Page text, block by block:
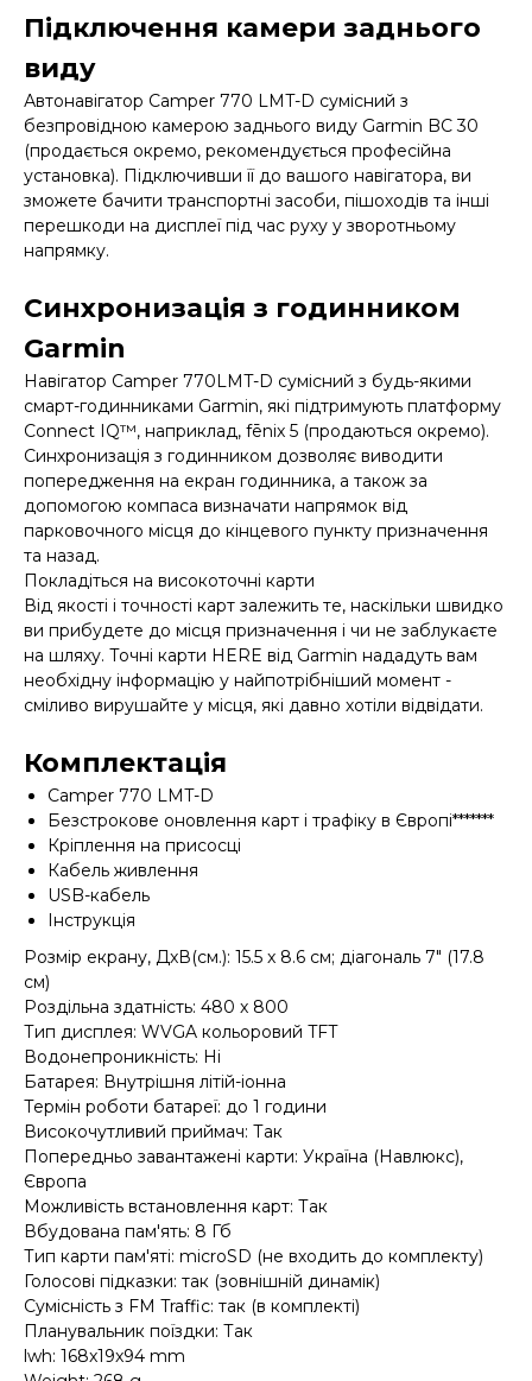
Підключення камери заднього
виду
Автонавігатор Camper 770 LMT-D сумісний з
безпровідною камерою заднього виду Garmin BC 30
(продається окремо, рекомендується професійна
установка). Підключивши її до вашого навігатора, ви
зможете бачити транспортні засоби, пішоходів та інші
перешкоди на дисплеї під час руху у зворотньому
напрямку.
Синхронизація з годинником
Garmin
Навігатор Camper 770LMT-D сумісний з будь-якими
смарт-годинниками Garmin, які підтримують платформу
Connect IQ™, наприклад, fēnix 5 (продаються окремо).
Синхронизація з годинником дозволяє виводити
попередження на екран годинника, а також за
допомогою компаса визначати напрямок від
парковочного місця до кінцевого пункту призначення
та назад.
Покладіться на високоточні карти
Від якості і точності карт залежить те, наскільки швидко
ви прибудете до місця призначення і чи не заблукаєте
на шляху. Точні карти HERE від Garmin нададуть вам
необхідну інформацію у найпотрібніший момент -
сміливо вирушайте у місця, які давно хотіли відвідати.
Комплектація
Camper 770 LMT-D
Безстрокове оновлення карт і трафіку в Європі*******
Кріплення на присосці
Кабель живлення
USB-кабель
Інструкція
Розмір екрану, ДxВ(см.): 15.5 x 8.6 см; діагональ 7" (17.8
см)
Роздільна здатність: 480 x 800
Тип дисплея: WVGA кольоровий TFT
Водонепроникність: Ні
Батарея: Внутрішня літій-іонна
Термін роботи батареї: до 1 години
Високочутливий приймач: Так
Попередньо завантажені карти: Україна (Навлюкс),
Європа
Можливість встановлення карт: Так
Вбудована пам'ять: 8 Гб
Тип карти пам'яті: microSD (не входить до комплекту)
Голосові підказки: так (зовнішній динамік)
Сумісність з FM Traffic: так (в комплекті)
Планувальник поїздки: Так
lwh: 168x19x94 mm